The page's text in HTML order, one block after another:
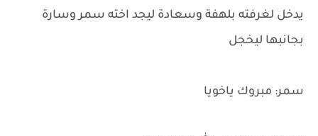
يدخل لغرفته بلهفة وسعادة ليجد اخته سمر وسارة
بجانبها ليخجل
سمر: مبروك ياخويا